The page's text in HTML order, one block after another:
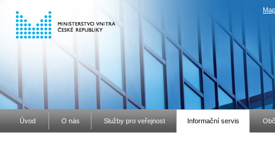
Úvod O nás Služby pro veřejnost Informační servis